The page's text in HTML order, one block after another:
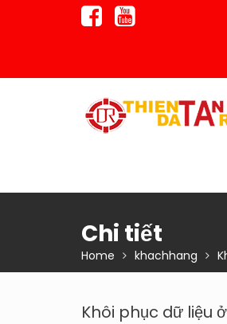
Chi tiết
Home khachhang
Khôi phục dữ liệu